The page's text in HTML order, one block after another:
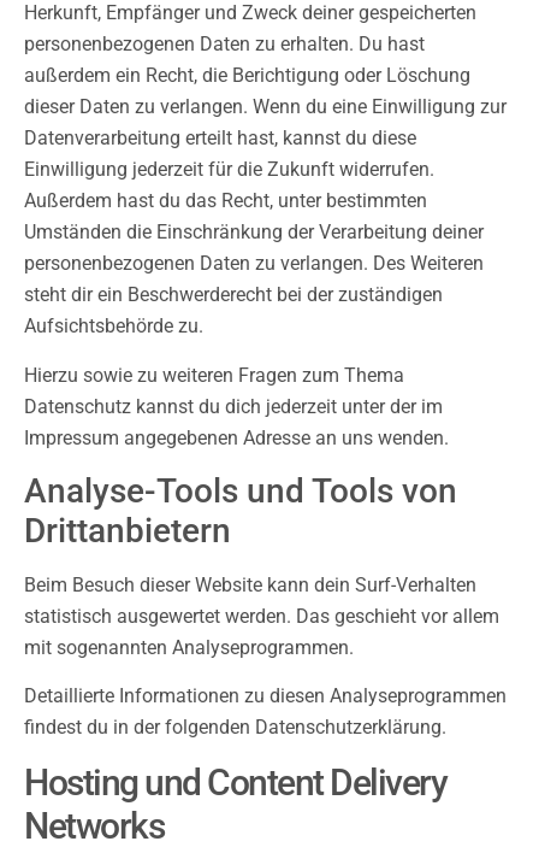
Herkunft, Empfänger und Zweck deiner gespeicherten
personenbezogenen Daten zu erhalten. Du hast
außerdem ein Recht, die Berichtigung oder Löschung
dieser Daten zu verlangen. Wenn du eine Einwilligung zur
Datenverarbeitung erteilt hast, kannst du diese
Einwilligung jederzeit für die Zukunft widerrufen.
Außerdem hast du das Recht, unter bestimmten
Umständen die Einschränkung der Verarbeitung deiner
personenbezogenen Daten zu verlangen. Des Weiteren
steht dir ein Beschwerderecht bei der zuständigen
Aufsichtsbehörde zu.
Hierzu sowie zu weiteren Fragen zum Thema
Datenschutz kannst du dich jederzeit unter der im
Impressum angegebenen Adresse an uns wenden.
Analyse-Tools und Tools von
Drittanbietern
Beim Besuch dieser Website kann dein Surf-Verhalten
statistisch ausgewertet werden. Das geschieht vor allem
mit sogenannten Analyseprogrammen.
Detaillierte Informationen zu diesen Analyseprogrammen
findest du in der folgenden Datenschutzerklärung.
Hosting und Content Delivery
Networks